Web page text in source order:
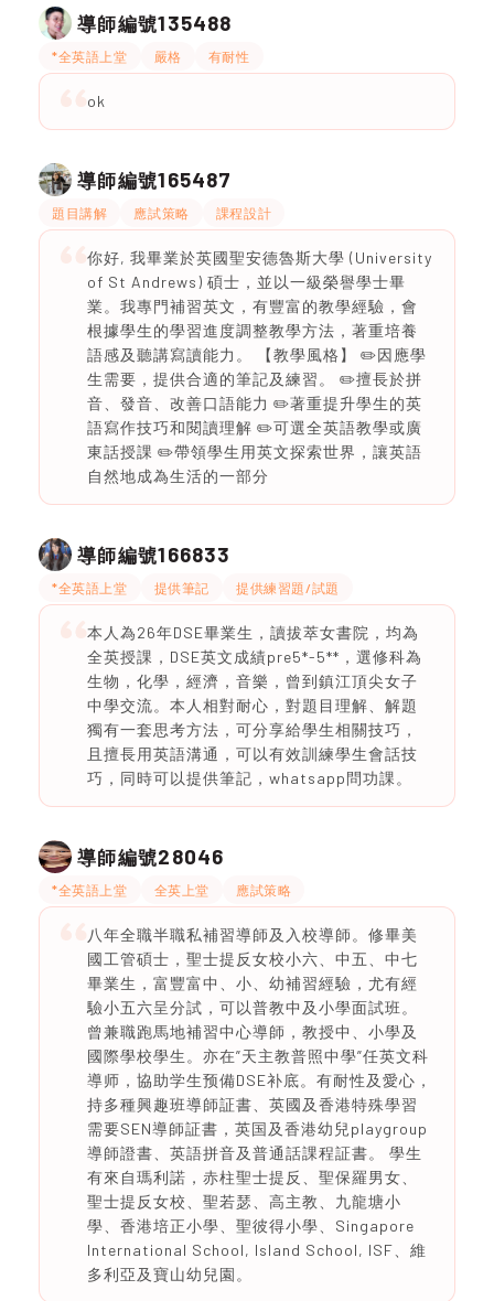
導師編號135488
*全英語上堂 嚴格 有耐性
ok
導師編號165487
題目講解 應試策略 課程設計
你好, 我畢業於英國聖安德魯斯大學 (University
of St Andrews) 碩士，並以一級榮譽學士畢
業。我專門補習英文，有豐富的教學經驗，會
根據學生的學習進度調整教學方法，著重培養
語感及聽講寫讀能力。 【教學風格】 ✏️因應學
生需要，提供合適的筆記及練習。 ✏️擅長於拼
音、發音、改善口語能力 ✏️著重提升學生的英
語寫作技巧和閱讀理解 ✏️可選全英語教學或廣
東話授課 ✏️帶領學生用英文探索世界，讓英語
自然地成為生活的一部分
導師編號166833
*全英語上堂 提供筆記 提供練習題/試題
本人為26年DSE畢業生，讀拔萃女書院，均為
全英授課，DSE英文成績pre5*-5**，選修科為
生物，化學，經濟，音樂，曾到鎮江頂尖女子
中學交流。本人相對耐心，對題目理解、解題
獨有一套思考方法，可分享給學生相關技巧，
且擅長用英語溝通，可以有效訓練學生會話技
巧，同時可以提供筆記，whatsapp問功課。
導師編號28046
*全英語上堂 全英上堂 應試策略
八年全職半職私補習導師及入校導師。修畢美
國工管碩士，聖士提反女校小六、中五、中七
畢業生，富豐富中、小、幼補習經驗，尤有經
驗小五六呈分試，可以普教中及小學面試班。
曾兼職跑馬地補習中心導師，教授中、小學及
國際學校學生。亦在”天主教普照中學”任英文科
導师，協助学生预備DSE补底。有耐性及愛心，
持多種興趣班導師証書、英國及香港特殊學習
需要SEN導師証書，英国及香港幼兒playgroup
導師證書、英語拼音及普通話課程証書。 學生
有來自瑪利諾，赤柱聖士提反、聖保羅男女、
聖士提反女校、聖若瑟、高主教、九龍塘小
學、香港培正小學、聖彼得小學、Singapore
International School, Island School, ISF、維
多利亞及寶山幼兒園。